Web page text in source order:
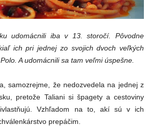
udomácnili iba v 13. storočí. Pôvodne
ich pri jednej zo svojich dvoch veľkých
A udomácnili sa tam veľmi úspešne.
samozrejme, že nedozvedela na jednej z
pretože Taliani si špagety a cestoviny
Vzhľadom na to, akí sú v ich
prepáčim.